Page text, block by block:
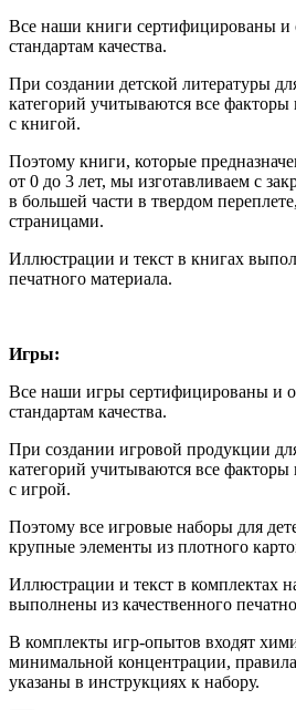
Все наши книги сертифицированы и
стандартам качества.
При создании детской литературы
категорий учитываются все факторы
с книгой.
Поэтому книги, которые
от 0 до 3 лет, мы изготавливаем с
в большей части в твердом
страницами.
Иллюстрации и текст в книгах
печатного материала.
Игры:
Все наши игры сертифицированы и
стандартам качества.
При создании игровой продукции
категорий учитываются все факторы
с игрой.
Поэтому все игровые наборы для
крупные элементы из плотного
Иллюстрации и текст в комплектах
выполнены из качественного
В комплекты игр-опытов входят
минимальной концентрации,
указаны в инструкциях к набору.